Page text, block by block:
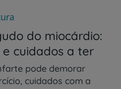
do miocárdio:
e cuidados a ter
pode demorar
cuidados com a